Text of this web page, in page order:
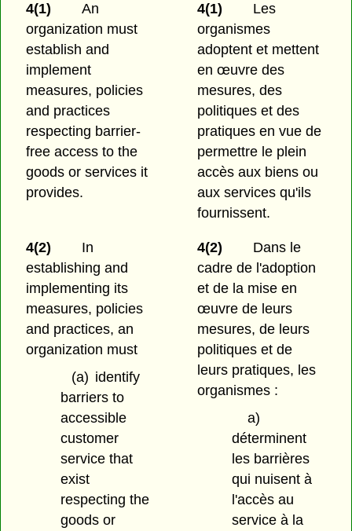
4(1)
An
organization must
establish and
implement
measures, policies
and practices
respecting barrier-
free access to the
goods or services it
provides.
4(1)
Les
organismes
adoptent et mettent
en œuvre des
mesures, des
politiques et des
pratiques en vue de
permettre le plein
accès aux biens ou
aux services qu'ils
fournissent.
4(2)
In
establishing and
implementing its
measures, policies
and practices, an
organization must
(a) identify
barriers to
accessible
customer
service that
exist
respecting the
goods or
4(2)
Dans le
cadre de l'adoption
et de la mise en
œuvre de leurs
mesures, de leurs
politiques et de
leurs pratiques, les
organismes :
a)
déterminent
les barrières
qui nuisent à
l'accès au
service à la